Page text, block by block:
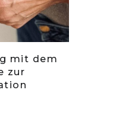
mit dem
zur